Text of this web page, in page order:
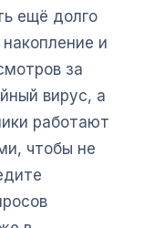
ещё долго
и
за
вирус, а
работают
чтобы не